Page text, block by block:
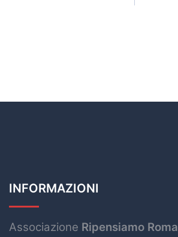
INFORMAZIONI
Associazione Ripensiamo Roma